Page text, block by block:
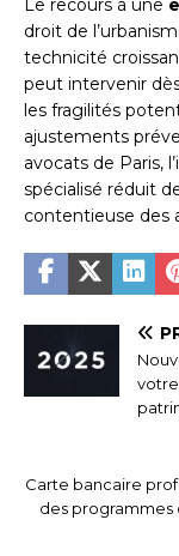
Le recours à une
droit de
technicité
peut intervenir
les fragilités
ajustements
avocats de Paris,
spécialisé réduit
contentieuse des
Carte bancaire
des programmes